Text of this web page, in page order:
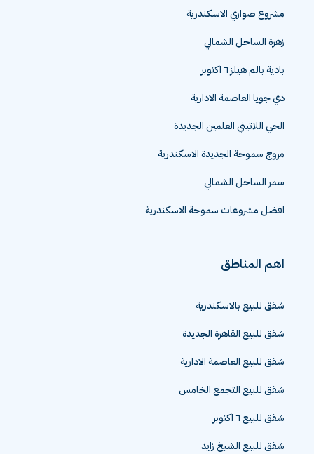
مشروع صواري الاسكندرية
زهرة الساحل الشمالي
بادية بالم هيلز ٦ اكتوبر
دي جويا العاصمة الادارية
الحي اللاتيني العلمين الجديدة
مروج سموحة الجديدة الاسكندرية
سمر الساحل الشمالي
افضل مشروعات سموحة الاسكندرية
اهم المناطق
شقق للبيع بالاسكندرية
شقق للبيع القاهرة الجديدة
شقق للبيع العاصمة الادارية
شقق للبيع التجمع الخامس
شقق للبيع ٦ اكتوبر
شقق للبيع الشيخ زايد